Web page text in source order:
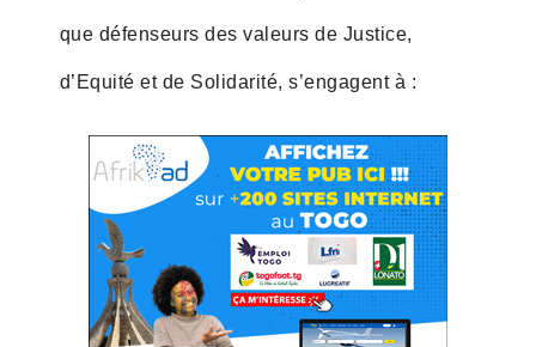
que défenseurs des valeurs de Justice,
d’Equité et de Solidarité, s’engagent à :